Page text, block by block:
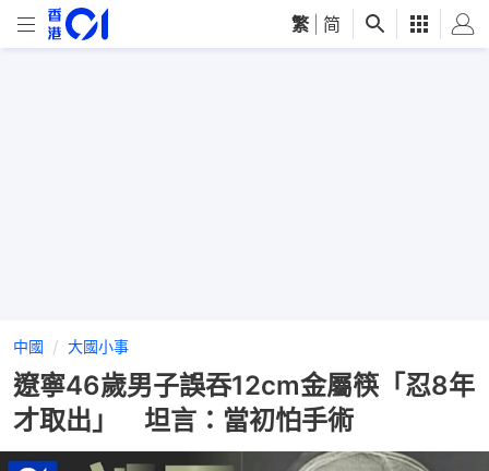
繁 简
中國 大國小事
遼寧46歲男子誤吞12cm金屬筷「忍8年
才取出」 坦言：當初怕手術